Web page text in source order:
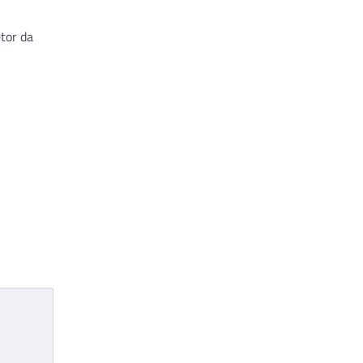
da